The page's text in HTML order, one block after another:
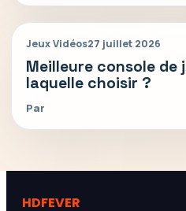
Jeux Vidéos27 juillet 2026
Meilleure console de
laquelle choisir ?
Par
HDFEVER